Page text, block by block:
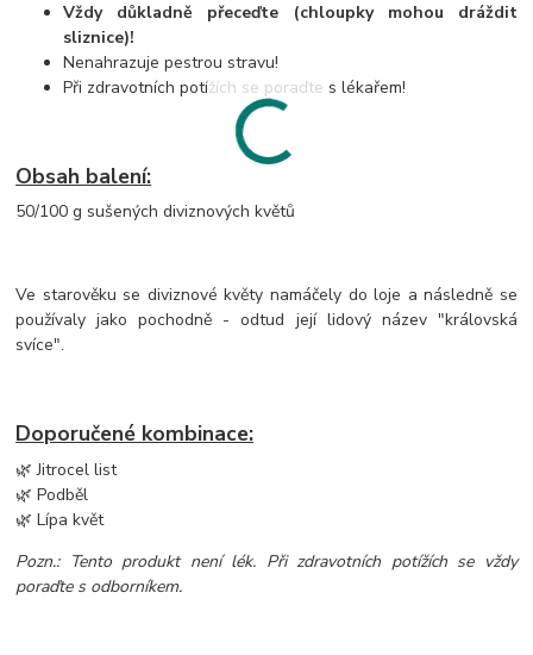
Vždy důkladně přeceďte (chloupky mohou dráždit
sliznice)!
Nenahrazuje pestrou stravu!
Při zdravotních potížích se poraďte s lékařem!
Obsah balení:
50/100 g sušených diviznových květů
Ve starověku se diviznové květy namáčely do loje a následně se
používaly jako pochodně - odtud její lidový název "královská
svíce".
Doporučené kombinace:
🌿 Jitrocel list
🌿 Podběl
🌿 Lípa květ
Pozn.: Tento produkt není lék. Při zdravotních potížích se vždy
poraďte s odborníkem.